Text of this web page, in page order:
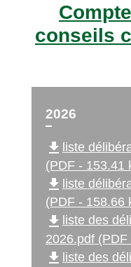
conseils
2026
file_download liste
(PDF - 153.41
file_download liste
(PDF - 158.66
file_download liste des
2026.pdf
file_download liste des